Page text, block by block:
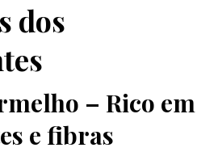
dos
– Rico em
e fibras